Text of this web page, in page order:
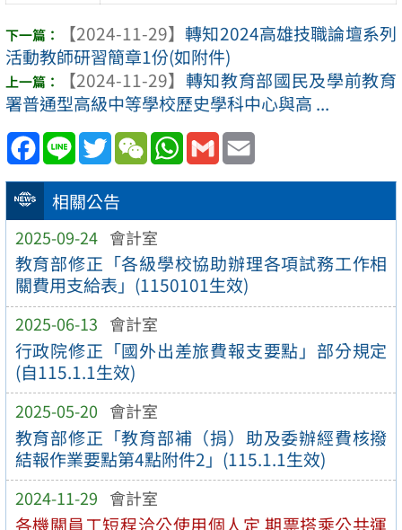
相關公告
2025-09-24 會計室
教育部修正「各級學校協助辦理各項試務工作相
關費用支給表」(1150101生效)
2025-06-13 會計室
行政院修正「國外出差旅費報支要點」部分規定
(自115.1.1生效)
2025-05-20 會計室
教育部修正「教育部補（捐）助及委辦經費核撥
結報作業要點第4點附件2」(115.1.1生效)
2024-11-29 會計室
各機關員工短程洽公使用個人定 期票搭乘公共運
【2024-11-29】 轉知2024高雄技職論壇系列
活動教師研習簡章1份(如附件)
【2024-11-29】 轉知教育部國民及學前教育
署普通型高級中等學校歷史學科中心與高 ...
Facebook
Line TwitterWeChatWhatsApp
Gmail